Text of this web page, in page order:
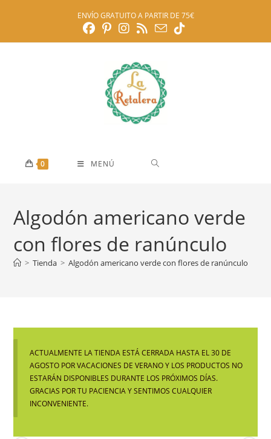
ENVÍO GRATUITO A PARTIR DE 75€
0 MENÚ
Algodón americano verde
con flores de ranúnculo
> Tienda > Algodón americano verde con flores de ranúnculo
ACTUALMENTE LA TIENDA ESTÁ CERRADA HASTA EL 30 DE
AGOSTO POR VACACIONES DE VERANO Y LOS PRODUCTOS NO
ESTARÁN DISPONIBLES DURANTE LOS PRÓXIMOS DÍAS.
GRACIAS POR TU PACIENCIA Y SENTIMOS CUALQUIER
INCONVENIENTE.